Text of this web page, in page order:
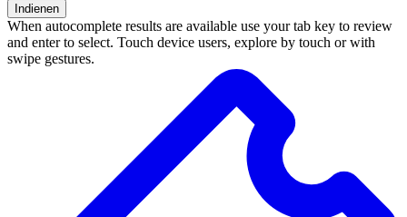
Indienen
When autocomplete results are available use your tab key to review
and enter to select. Touch device users, explore by touch or with
swipe gestures.